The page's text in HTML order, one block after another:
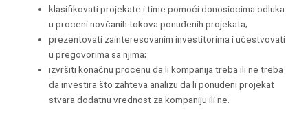
klasifikovati projekate i time pomoći donosiocima odluka
u proceni novčanih tokova ponuđenih projekata;
prezentovati zainteresovanim investitorima i učestvovati
u pregovorima sa njima;
izvršiti konačnu procenu da li kompanija treba ili ne treba
da investira što zahteva analizu da li ponuđeni projekat
stvara dodatnu vrednost za kompaniju ili ne.